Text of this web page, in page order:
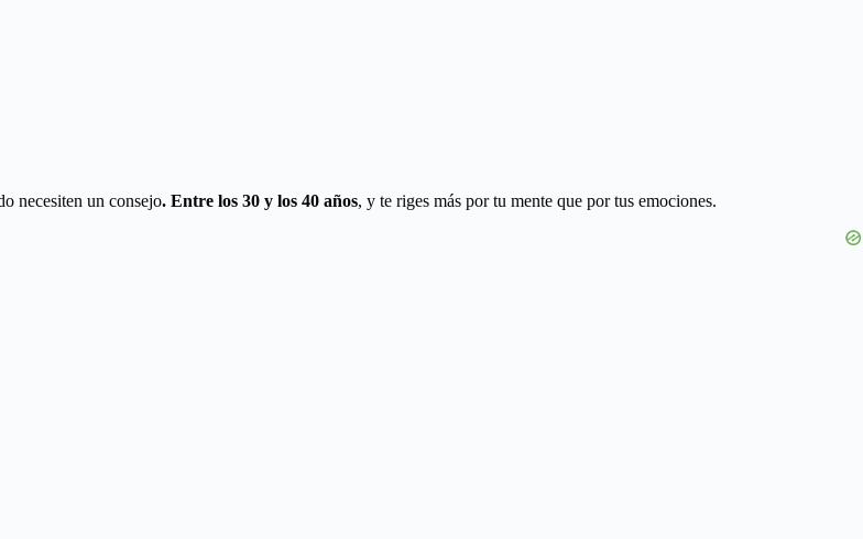
necesiten un consejo. Entre los 30 y los 40 años, y te riges más por tu mente que por tus emociones.